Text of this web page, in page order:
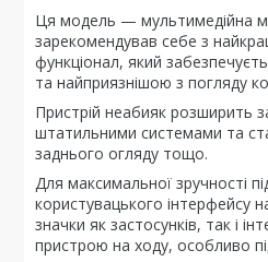
Ця модель — мультимедійна
зарекомендував себе з
функціонал, який
та найприязнішою з погляду
Пристрій неабияк розширить
штатильними системами та
заднього огляду тощо.
Для максимальної зручності
користувацького інтерфейсу
значки як застосунків, так і
пристрою на ходу, особливо